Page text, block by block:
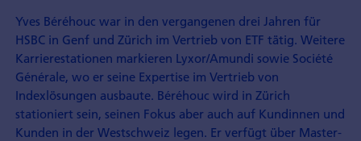
Yves Béréhouc war in den vergangenen drei Jahren für
HSBC in Genf und Zürich im Vertrieb von ETF tätig. Weitere
Karrierestationen markieren Lyxor/Amundi sowie Société
Générale, wo er seine Expertise im Vertrieb von
Indexlösungen ausbaute. Béréhouc wird in Zürich
stationiert sein, seinen Fokus aber auch auf Kundinnen und
Kunden in der Westschweiz legen. Er verfügt über Master-